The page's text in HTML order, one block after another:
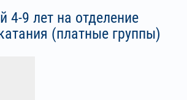
4-9 лет на отделение
(платные группы)